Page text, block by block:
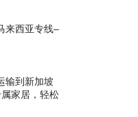
来西亚专线–
输到新加坡
家居，轻松